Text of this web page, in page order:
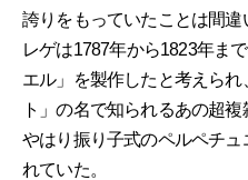
誇りをもっていたことは間
レゲは1787年から1823年ま
エル」を製作したと考えら
ト」の名で知られるあの超
やはり振り子式のペルペチ
れていた。